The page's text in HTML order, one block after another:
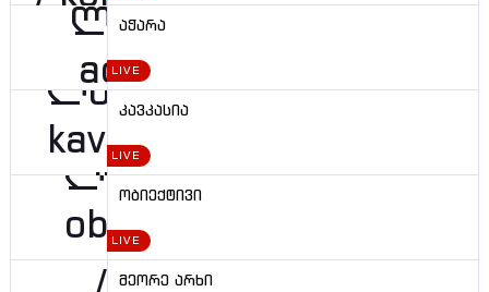
აჭარა
LIVE
კავკასია
LIVE
ობიექტივი
LIVE
მეორე არხი